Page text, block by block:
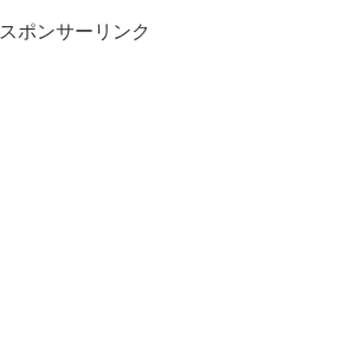
スポンサーリンク